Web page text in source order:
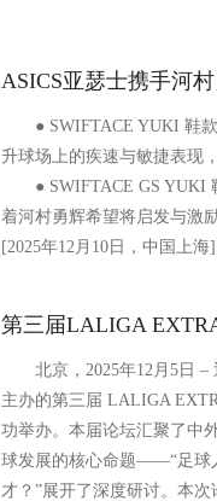
ASICS亚瑟士携手河
● SWIFTACE YUKI 鞋款
升球场上的疾速与敏捷表现
● SWIFTACE GS YUKI
着河村勇辉希望将启发与
[2025年12月10日，中国上
第三届LALIGA
北京，2025年12月5日 –
主办的第三届 LALIGA
功举办。本届论坛汇聚了中
球发展的核心命题——“足球
才？”展开了深度研讨。本